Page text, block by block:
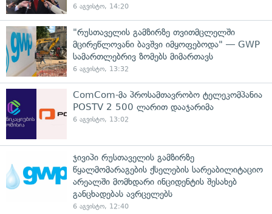
6 აგვისტო, 14:20
"რუსთაველის გამზირზე თვითმცლელში
მცირეწლოვანი ბავშვი იმყოფებოდა" — GWP
სამართლებრივ ზომებს მიმართავს
6 აგვისტო, 13:32
ComCom-მა პროსამთავრობო ტელეკომპანია
POSTV 2 500 ლარით დააჯარიმა
6 აგვისტო, 13:02
ჯივიპი რუსთაველის გამზირზე
წყალმომარაგების ქსელების სარეაბილიტაციო
არეალში მომხდარი ინციდენტის შესახებ
განცხადებას ავრცელებს
6 აგვისტო, 12:40